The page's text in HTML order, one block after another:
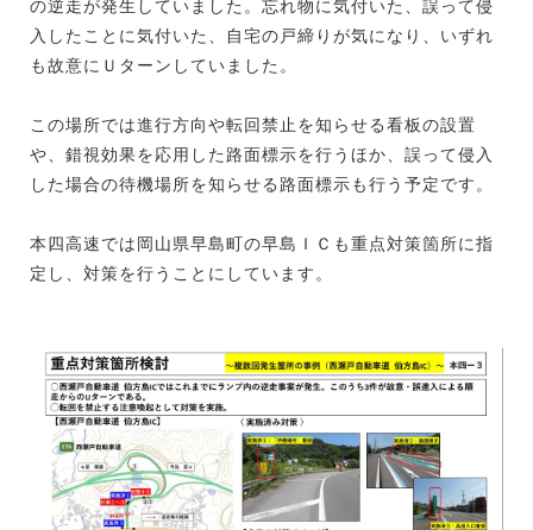
の逆走が発生していました。忘れ物に気付いた、誤って侵
入したことに気付いた、自宅の戸締りが気になり、いずれ
も故意にＵターンしていました。
この場所では進行方向や転回禁止を知らせる看板の設置
や、錯視効果を応用した路面標示を行うほか、誤って侵入
した場合の待機場所を知らせる路面標示も行う予定です。
本四高速では岡山県早島町の早島ＩＣも重点対策箇所に指
定し、対策を行うことにしています。